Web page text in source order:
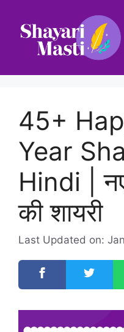
45+
Year
Hindi |
की शायरी
Last Updated on: